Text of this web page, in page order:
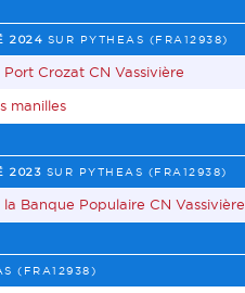
2024 SUR PYTHEAS (FRA12938)
Crozat CN Vassivière
manilles
2023 SUR PYTHEAS (FRA12938)
Banque Populaire CN Vassivière
(FRA12938)